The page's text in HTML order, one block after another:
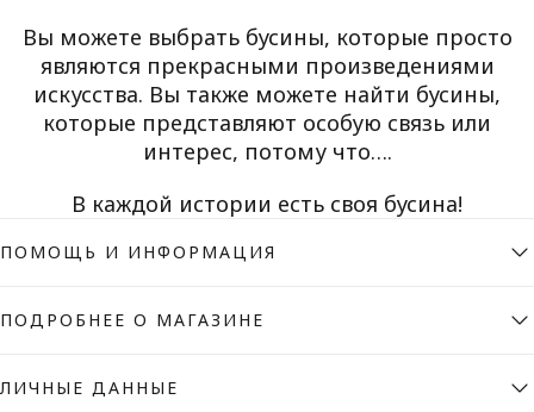
Вы можете выбрать бусины, которые просто
являются прекрасными произведениями
искусства. Вы также можете найти бусины,
которые представляют особую связь или
интерес, потому что….
В каждой истории есть своя бусина!
ПОМОЩЬ И ИНФОРМАЦИЯ
ПОДРОБНЕЕ О МАГАЗИНЕ
ЛИЧНЫЕ ДАННЫЕ